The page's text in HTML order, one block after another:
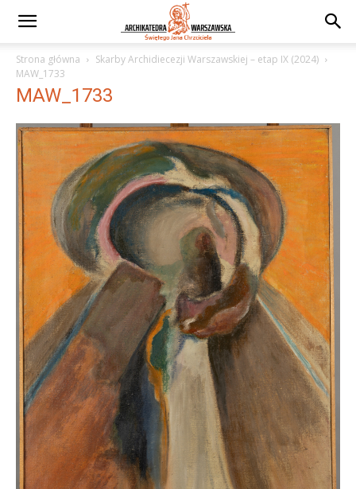
Strona główna
Skarby Archidiecezji Warszawskiej – etap IX (2024)
MAW_1733
MAW_1733